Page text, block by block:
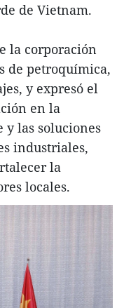
de Vietnam.
la corporación
de petroquímica,
y expresó el
en la
las soluciones
industriales,
la
locales.